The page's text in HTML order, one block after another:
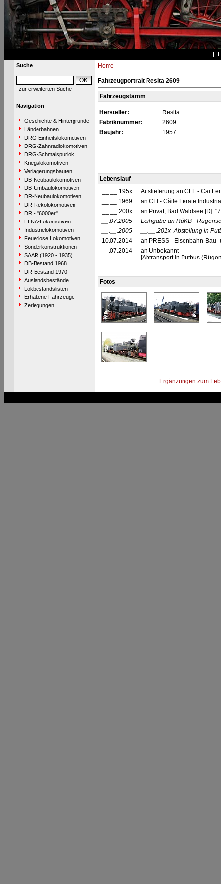
Suche
zur erweiterten Suche
Navigation
Geschichte & Hintergründe
Länderbahnen
DRG-Einheitslokomotiven
DRG-Zahnradlokomotiven
DRG-Schmalspurlok.
Kriegslokomotiven
Verlagerungsbauten
DB-Neubaulokomotiven
DB-Umbaulokomotiven
DR-Neubaulokomotiven
DR-Rekolokomotiven
DR - "6000er"
ELNA-Lokomotiven
Industrielokomotiven
Feuerlose Lokomotiven
Sonderkonstruktionen
SAAR (1920 - 1935)
DB-Bestand 1968
DR-Bestand 1970
Auslandsbestände
Lokbestandslisten
Erhaltene Fahrzeuge
Zerlegungen
Home
Fahrzeugportrait Resita 2609
Fahrzeugstamm
Hersteller:
Resita
Fabriknummer:
2609
Baujahr:
1957
Lebenslauf
__.__.195x
Auslieferung an CFF - Cai
__.__.1969
an CFI - Căile Ferate
__.__.200x
an Privat, Bad Waldsee [D]
__.07.2005
Leihgabe an RüKB -
__.__.2005 - __.__.201x Abstellung in
10.07.2014
an PRESS - Eisenbahn-
__.07.2014
an Unbekannt
[Abtransport in Putbus
Fotos
Ergänzungen zum